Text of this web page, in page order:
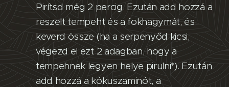
Pirítsd még 2 percig. Ezután add hozzá a
reszelt tempeht és a fokhagymát, és
keverd össze (ha a serpenyőd kicsi,
végezd el ezt 2 adagban, hogy a
tempehnek legyen helye pirulni*). Ezután
add hozzá a kókuszaminót, a